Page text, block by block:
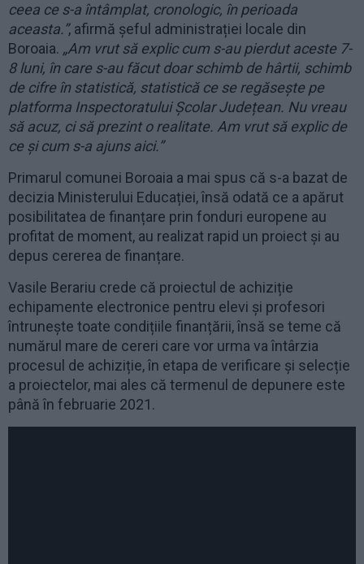
ceea ce s-a întâmplat, cronologic, în perioada
aceasta.”, afirmă șeful administrației locale din
Boroaia. „Am vrut să explic cum s-au pierdut aceste 7-
8 luni, în care s-au făcut doar schimb de hârtii, schimb
de cifre în statistică, statistică ce se regăsește pe
platforma Inspectoratului Școlar Județean. Nu vreau
să acuz, ci să prezint o realitate. Am vrut să explic de
ce și cum s-a ajuns aici.”
Primarul comunei Boroaia a mai spus că s-a bazat de
decizia Ministerului Educației, însă odată ce a apărut
posibilitatea de finanțare prin fonduri europene au
profitat de moment, au realizat rapid un proiect și au
depus cererea de finanțare.
Vasile Berariu crede că proiectul de achiziție
echipamente electronice pentru elevi și profesori
întrunește toate condițiile finanțării, însă se teme că
numărul mare de cereri care vor urma va întârzia
procesul de achiziție, în etapa de verificare și selecție
a proiectelor, mai ales că termenul de depunere este
până în februarie 2021.